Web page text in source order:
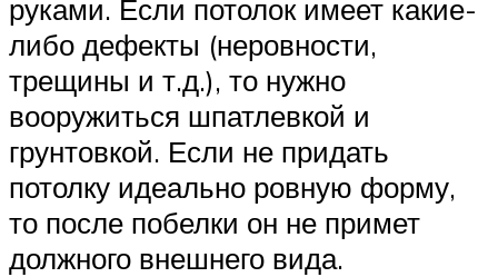
руками. Если потолок имеет какие-
либо дефекты (неровности,
трещины и т.д.), то нужно
вооружиться шпатлевкой и
грунтовкой. Если не придать
потолку идеально ровную форму,
то после побелки он не примет
должного внешнего вида.